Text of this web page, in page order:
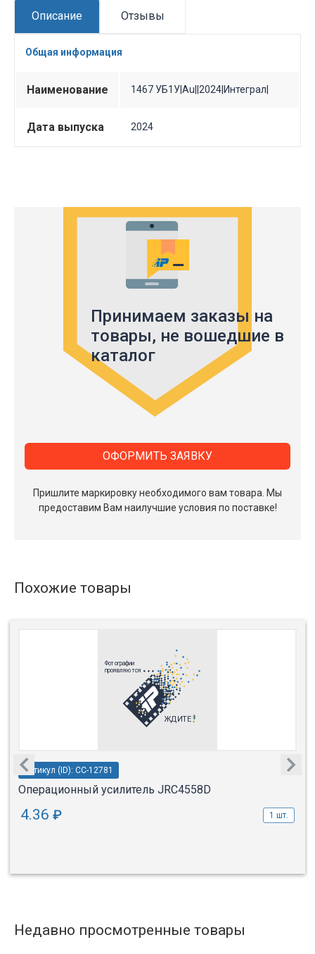
Описание Отзывы
Общая информация
Наименование 1467 УБ1У|Au||2024|Интеграл|
Дата выпуска 2024
Принимаем заказы на
товары, не вошедшие в
каталог
Пришлите маркировку необходимого вам товара. Мы
предоставим Вам наилучшие условия по поставке!
ОФОРМИТЬ ЗАЯВКУ
Похожие товары
Артикул (ID): CC-12781
Операционный усилитель JRC4558D
4.36 ₽ 1 шт.
Недавно просмотренные товары